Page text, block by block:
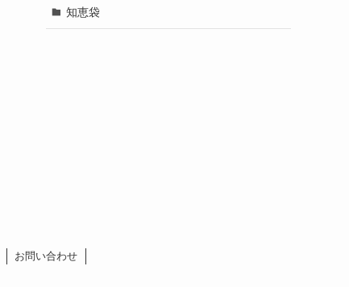
知恵袋
お問い合わせ